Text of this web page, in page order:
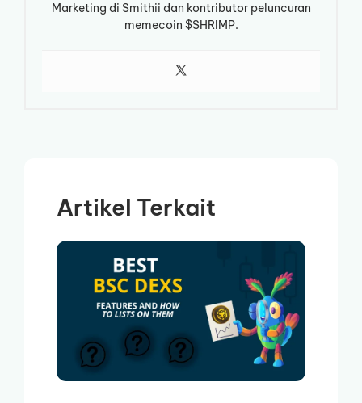
Marketing di Smithii dan kontributor peluncuran
memecoin $SHRIMP.
Artikel Terkait